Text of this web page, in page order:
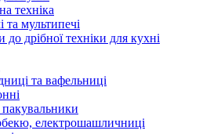
техніка
та мультипечі
до дрібної техніки для кухні
та вафельниці
електрошашличниці